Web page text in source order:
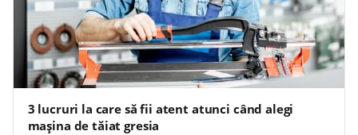
3 lucruri la care să fii atent atunci când alegi
mașina de tăiat gresia